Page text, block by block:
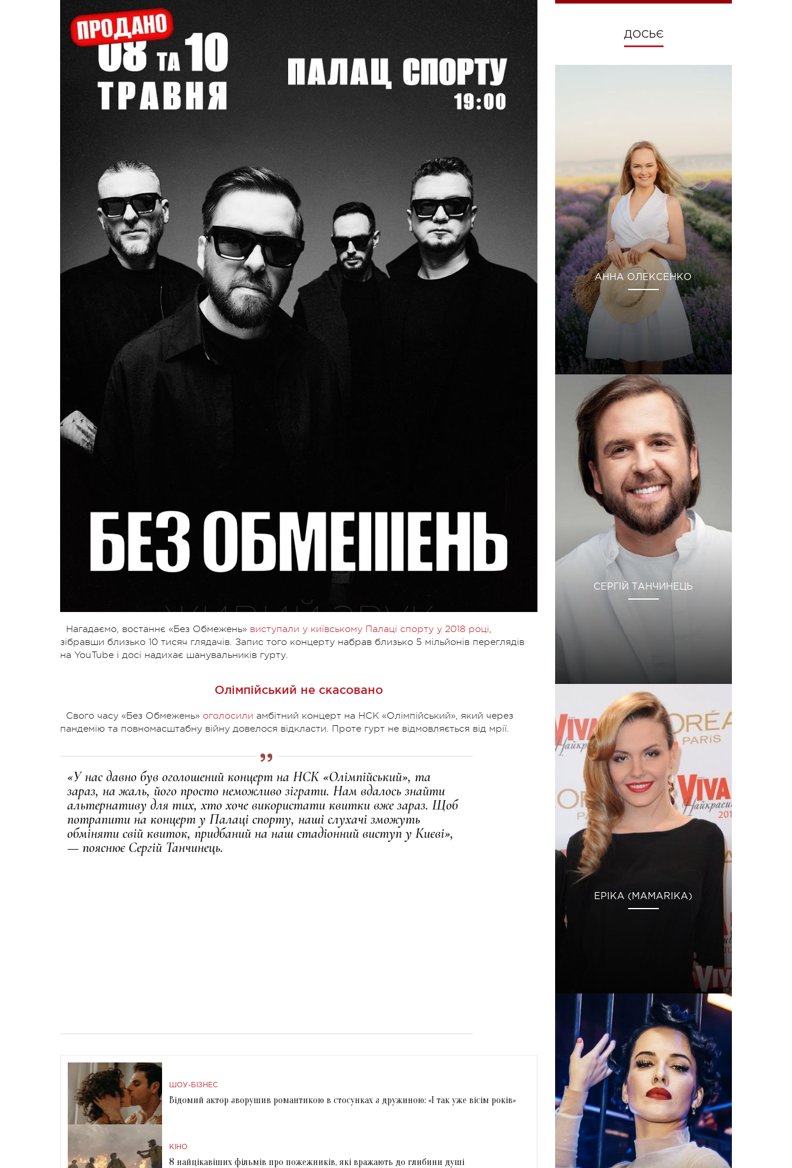
Нагадаємо, востаннє «Без Обмежень» виступали у київському Палаці спорту у 2018 році,
зібравши близько 10 тисяч глядачів. Запис того концерту набрав близько 5 мільйонів переглядів
на YouTube і досі надихає шанувальників гурту.
Олімпійський не скасовано
Свого часу «Без Обмежень» оголосили амбітний концерт на НСК «Олімпійський», який через
пандемію та повномасштабну війну довелося відкласти. Проте гурт не відмовляється від мрії.
«У нас давно був оголошений концерт на НСК «Олімпійський», та
зараз, на жаль, його просто неможливо зіграти. Нам вдалось знайти
альтернативу для тих, хто хоче використати квитки вже зараз. Щоб
потрапити на концерт у Палаці спорту, наші слухачі зможуть
обміняти свій квиток, придбаний на наш стадіонний виступ у Києві»,
— пояснює Сергій Танчинець.
ШОУ-БІЗНЕС
Відомий актор зворушив романтикою в стосунках з дружиною: «І так уже вісім років»
КІНО
8 найцікавіших фільмів про пожежників, які вражають до глибини душі
ДОСЬЄ
АННА ОЛЕКСЕНКО
СЕРГІЙ ТАНЧИНЕЦЬ
ЕРІКА (MAMARIKA)